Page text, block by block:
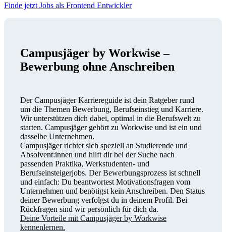
Finde jetzt Jobs als Frontend Entwickler
Campusjäger by Workwise –
Bewerbung ohne Anschreiben
Der Campusjäger Karriereguide ist dein Ratgeber rund
um die Themen Bewerbung, Berufseinstieg und Karriere.
Wir unterstützen dich dabei, optimal in die Berufswelt zu
starten. Campusjäger gehört zu Workwise und ist ein und
dasselbe Unternehmen.
Campusjäger richtet sich speziell an Studierende und
Absolvent:innen und hilft dir bei der Suche nach
passenden Praktika, Werkstudenten- und
Berufseinsteigerjobs. Der Bewerbungsprozess ist schnell
und einfach: Du beantwortest Motivationsfragen vom
Unternehmen und benötigst kein Anschreiben. Den Status
deiner Bewerbung verfolgst du in deinem Profil. Bei
Rückfragen sind wir persönlich für dich da.
Deine Vorteile mit Campusjäger by Workwise
kennenlernen.